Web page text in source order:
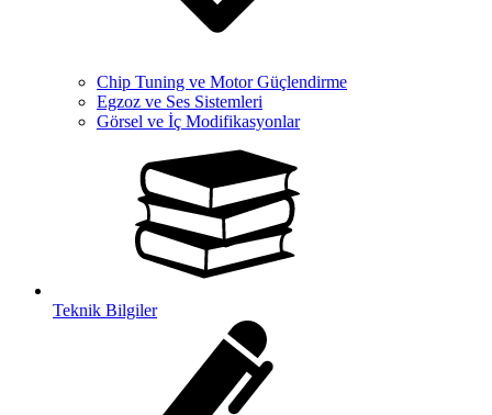
Chip Tuning ve Motor Güçlendirme
Egzoz ve Ses Sistemleri
Görsel ve İç Modifikasyonlar
Teknik Bilgiler